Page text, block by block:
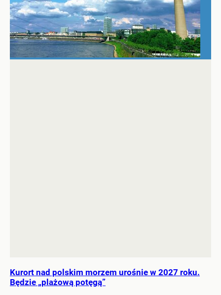
Kurort nad polskim morzem urośnie w 2027 roku.
Będzie „plażową potęgą”